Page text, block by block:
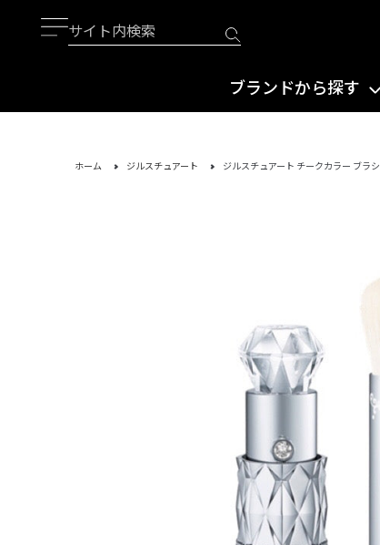
ブランドから探す
ホーム ジルスチュアート ジルスチュアート チークカラー ブラシ